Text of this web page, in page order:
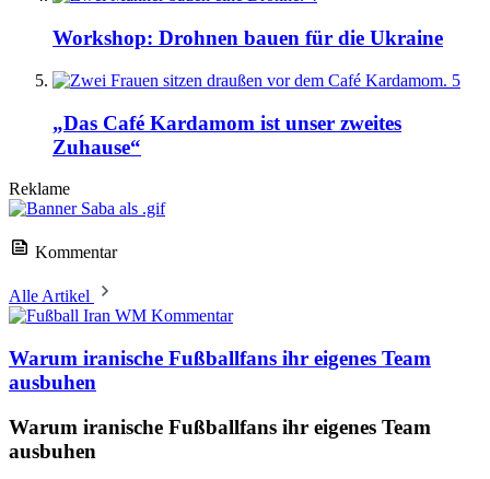
Workshop: Drohnen bauen für die Ukraine
5
„Das Café Kardamom ist unser zweites
Zuhause“
Reklame
Kommentar
Alle Artikel
Kommentar
Warum iranische Fußballfans ihr eigenes Team
ausbuhen
Warum iranische Fußballfans ihr eigenes Team
ausbuhen